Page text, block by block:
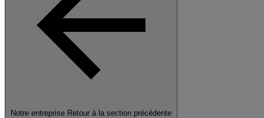
Notre entreprise Retour à la section précédente